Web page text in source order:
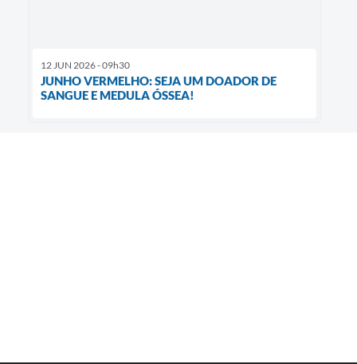
12 JUN 2026 - 09h30
JUNHO VERMELHO: SEJA UM DOADOR DE
SANGUE E MEDULA ÓSSEA!